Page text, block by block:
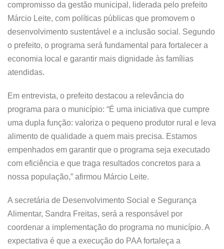
compromisso da gestão municipal, liderada pelo prefeito
Márcio Leite, com políticas públicas que promovem o
desenvolvimento sustentável e a inclusão social. Segundo
o prefeito, o programa será fundamental para fortalecer a
economia local e garantir mais dignidade às famílias
atendidas.
Em entrevista, o prefeito destacou a relevância do
programa para o município: “É uma iniciativa que cumpre
uma dupla função: valoriza o pequeno produtor rural e leva
alimento de qualidade a quem mais precisa. Estamos
empenhados em garantir que o programa seja executado
com eficiência e que traga resultados concretos para a
nossa população,” afirmou Márcio Leite.
A secretária de Desenvolvimento Social e Segurança
Alimentar, Sandra Freitas, será a responsável por
coordenar a implementação do programa no município. A
expectativa é que a execução do PAA fortaleça a